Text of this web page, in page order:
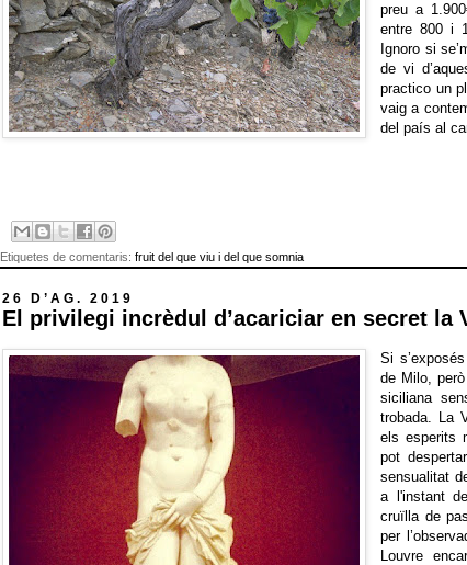
preu a
entre 800 i
Ignoro si
de vi
practico un
vaig a
del país al
Etiquetes de comentaris: fruit del que viu i del que somnia
26 D’AG. 2019
El privilegi incrèdul d’acariciar en secret la
Si
de Milo,
siciliana
trobada. La
els esperits
pot
sensualitat
a l'instant
cruïlla de
per
Louvre